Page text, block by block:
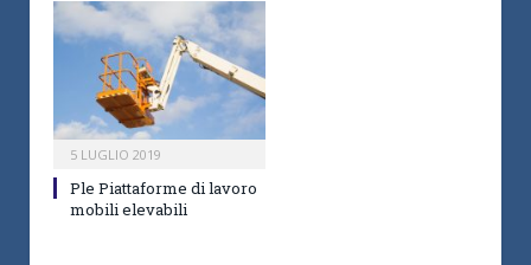
5 LUGLIO 2019
Ple Piattaforme di lavoro
mobili elevabili